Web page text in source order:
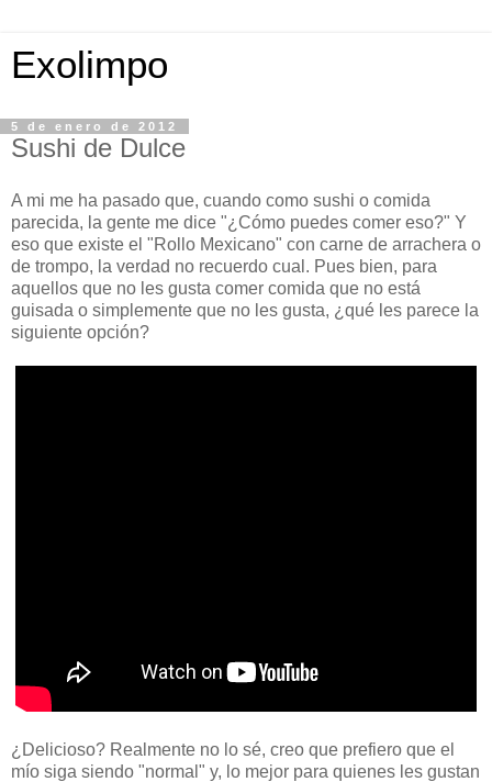
Exolimpo
5 de enero de 2012
Sushi de Dulce
A mi me ha pasado que, cuando como sushi o comida
parecida, la gente me dice "¿Cómo puedes comer eso?" Y
eso que existe el "Rollo Mexicano" con carne de arrachera o
de trompo, la verdad no recuerdo cual. Pues bien, para
aquellos que no les gusta comer comida que no está
guisada o simplemente que no les gusta, ¿qué les parece la
siguiente opción?
¿Delicioso? Realmente no lo sé, creo que prefiero que el
mío siga siendo "normal" y, lo mejor para quienes les gustan